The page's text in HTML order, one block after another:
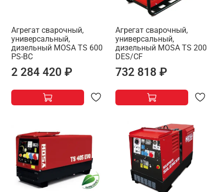
Агрегат сварочный,
универсальный,
дизельный MOSA TS 600
PS-BC
2 284 420 ₽
Агрегат сварочный,
универсальный,
дизельный MOSA TS 200
DES/CF
732 818 ₽